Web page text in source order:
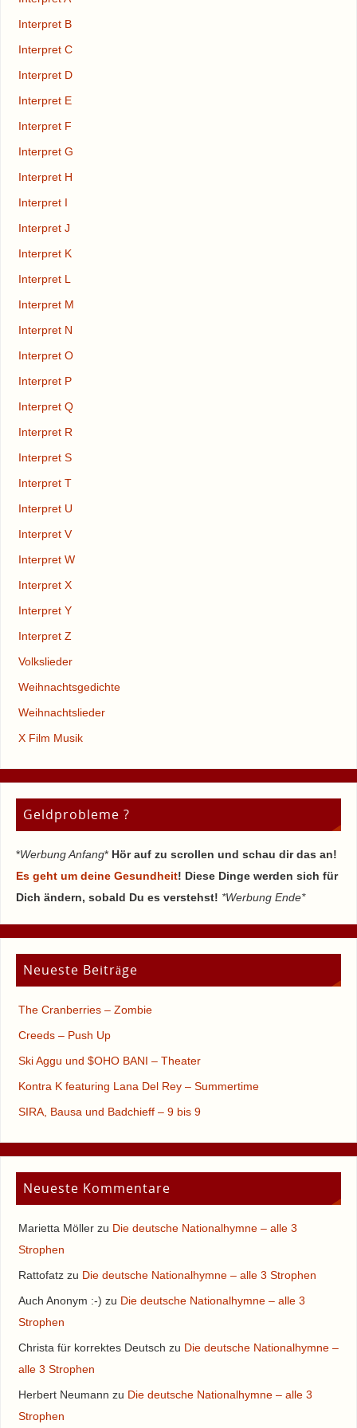
Interpret B
Interpret C
Interpret D
Interpret E
Interpret F
Interpret G
Interpret H
Interpret I
Interpret J
Interpret K
Interpret L
Interpret M
Interpret N
Interpret O
Interpret P
Interpret Q
Interpret R
Interpret S
Interpret T
Interpret U
Interpret V
Interpret W
Interpret X
Interpret Y
Interpret Z
Volkslieder
Weihnachtsgedichte
Weihnachtslieder
X Film Musik
Geldprobleme ?
*Werbung Anfang* Hör auf zu scrollen und schau dir das an!
Es geht um deine Gesundheit! Diese Dinge werden sich für
Dich ändern, sobald Du es verstehst! *Werbung Ende*
Neueste Beiträge
The Cranberries – Zombie
Creeds – Push Up
Ski Aggu und $OHO BANI – Theater
Kontra K featuring Lana Del Rey – Summertime
SIRA, Bausa und Badchieff – 9 bis 9
Neueste Kommentare
Marietta Möllerzu Die deutsche Nationalhymne – alle 3
Strophen
Rattofatzzu Die deutsche Nationalhymne – alle 3 Strophen
Auch Anonym :-) zu Die deutsche Nationalhymne – alle 3
Strophen
Christa für korrektes Deutsch zu Die deutsche Nationalhymne –
alle 3 Strophen
Herbert Neumann zu Die deutsche Nationalhymne – alle 3
Strophen